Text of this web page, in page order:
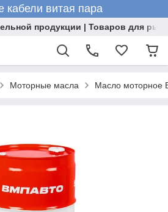
кабели витая пара
продукции | Товаров для
Моторные масла Масло моторное